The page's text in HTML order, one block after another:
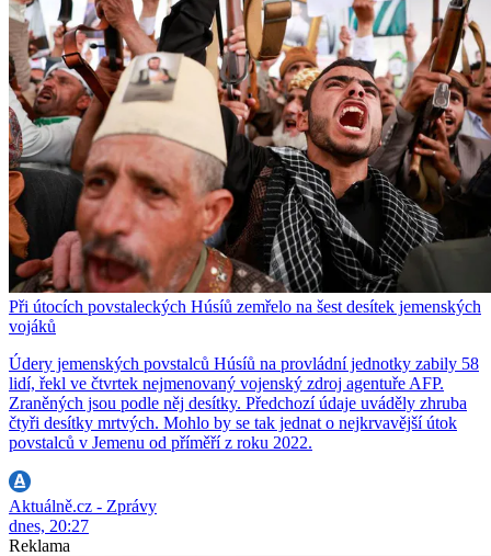
Při útocích povstaleckých Húsíů zemřelo na šest desítek jemenských
vojáků
Údery jemenských povstalců Húsíů na provládní jednotky zabily 58
lidí, řekl ve čtvrtek nejmenovaný vojenský zdroj agentuře AFP.
Zraněných jsou podle něj desítky. Předchozí údaje uváděly zhruba
čtyři desítky mrtvých. Mohlo by se tak jednat o nejkrvavější útok
povstalců v Jemenu od příměří z roku 2022.
Aktuálně.cz - Zprávy
dnes, 20:27
Reklama